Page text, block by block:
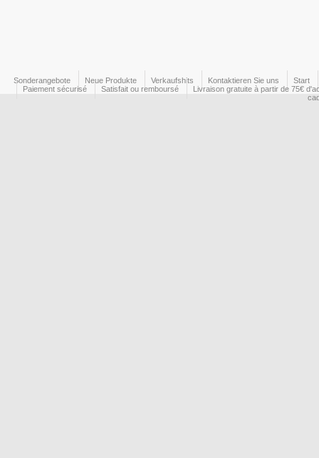
Sonderangebote Neue Produkte Verkaufshits Kontaktieren Sie uns
Start
Paiement sécurisé
Satisfait ou remboursé
Livraison gratuite à partir de 75€